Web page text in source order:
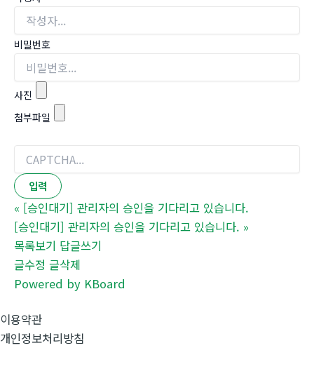
비밀번호
사진
첨부파일
« [승인대기] 관리자의 승인을 기다리고 있습니다.
[승인대기] 관리자의 승인을 기다리고 있습니다. »
목록보기 답글쓰기
글수정 글삭제
Powered by KBoard
이용약관
개인정보처리방침